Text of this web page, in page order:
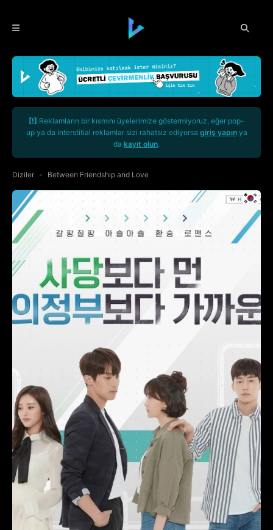
[!] Reklamların bir kısmını üyelerimize göstermiyoruz, eğer pop-
up ya da interstitial reklamlar sizi rahatsız ediyorsa giriş yapınya
da kayıt olun.
Diziler Between Friendship and Love